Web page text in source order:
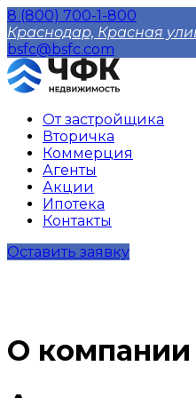
8 (800) 700-1-800
Краснодар, Красная
bsfc@bsfc.com
От застройщика
Вторичка
Коммерция
Агенты
Акции
Ипотека
Контакты
Оставить заявку
О компании